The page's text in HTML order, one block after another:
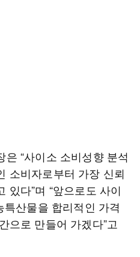
“사이소 소비성향 분석
소비자로부터 가장 신뢰
있다”며 “앞으로도 사이
산물을 합리적인 가격
으로 만들어 가겠다”고